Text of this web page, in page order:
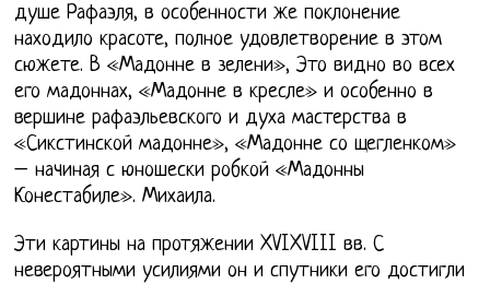
душе Рафаэля, в особенности же поклонение
находило красоте, полное удовлетворение в этом
сюжете. В «Мадонне в зелени», Это видно во всех
его мадоннах, «Мадонне в кресле» и особенно в
вершине рафаэльевского и духа мастерства в
«Сикстинской мадонне», «Мадонне со щегленком»
– начиная с юношески робкой «Мадонны
Конестабиле». Михаила.
Эти картины на протяжении XVIXVIII вв. С
невероятными усилиями он и спутники его достигли